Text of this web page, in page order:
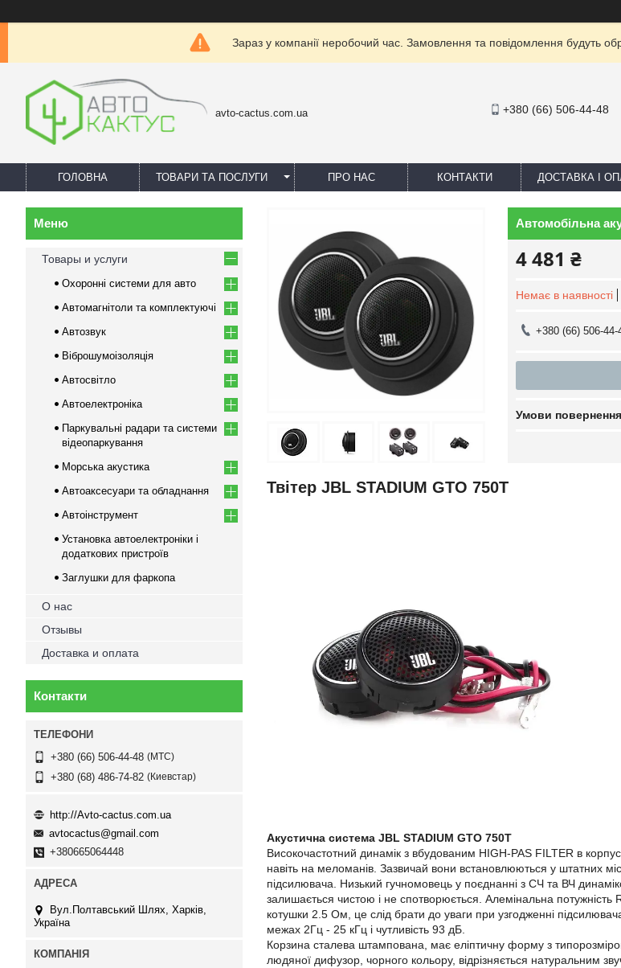
Зараз у компанії неробочий час. Замовлення та повідомлення будуть
avto-cactus.com.ua +380 (66) 506-44-48
ГОЛОВНА ТОВАРИ ТА ПОСЛУГИ ПРО НАС КОНТАКТИ ДОСТАВКА І
Автомобільна
4 481 ₴
Немає в наявності
+380 (66) 506-44-
Твітер JBL STADIUM GTO 750T
Акустична система JBL STADIUM GTO 750T
Високочастотний динамік з вбудованим HIGH-PAS FILTER в
навіть на меломанів. Зазвичай вони встановлюються у штатних
підсилювача. Низький гучномовець у поєднанні з СЧ та ВЧ
залишається чистою і не спотворюється. Алемінальна потужність
котушки 2.5 Ом, це слід брати до уваги при узгодженні
межах 2Гц - 25 кГц і чутливість 93 дБ.
Корзина сталева штампована, має еліптичну форму з
людяної дифузор, чорного кольору, відрізняється натуральним
Товары и услуги
Охоронні системи для авто
Автомагнітоли та комплектуючі
Автозвук
Віброшумоізоляція
Автосвітло
Автоелектроніка
Паркувальні радари та системи
відеопаркування
Морська акустика
Автоаксесуари та обладнання
Автоінструмент
Установка автоелектроніки і
додаткових пристроїв
Заглушки для фаркопа
О нас
Отзывы
Доставка и оплата
Контакти
+380 (66) 506-44-48 МТС
+380 (68) 486-74-82 Киевстар
http://Avto-cactus.com.ua
avtocactus@gmail.com
+380665064448
Вул.Полтавський Шлях, Харків,
Україна